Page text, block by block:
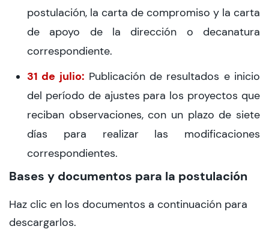
postulación, la carta de compromiso y la carta
de apoyo de la dirección o decanatura
correspondiente.
31 de julio: Publicación de resultados e inicio
del período de ajustes para los proyectos que
reciban observaciones, con un plazo de siete
días para realizar las modificaciones
correspondientes.
Bases y documentos para la postulación
Haz clic en los documentos a continuación para
descargarlos.